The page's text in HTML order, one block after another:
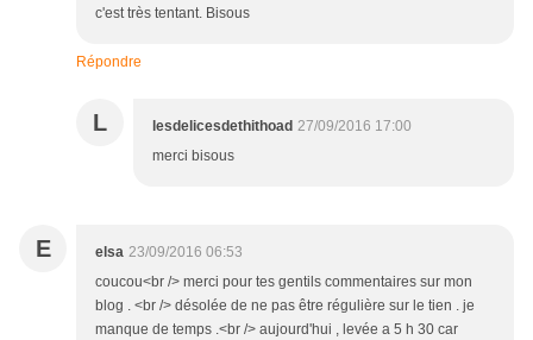
c'est très tentant. Bisous
Répondre
L lesdelicesdethithoad 27/09/2016 17:00
merci bisous
E elsa 23/09/2016 06:53
coucou<br /> merci pour tes gentils commentaires sur mon
blog . <br /> désolée de ne pas être régulière sur le tien . je
manque de temps .<br /> aujourd'hui , levée a 5 h 30 car